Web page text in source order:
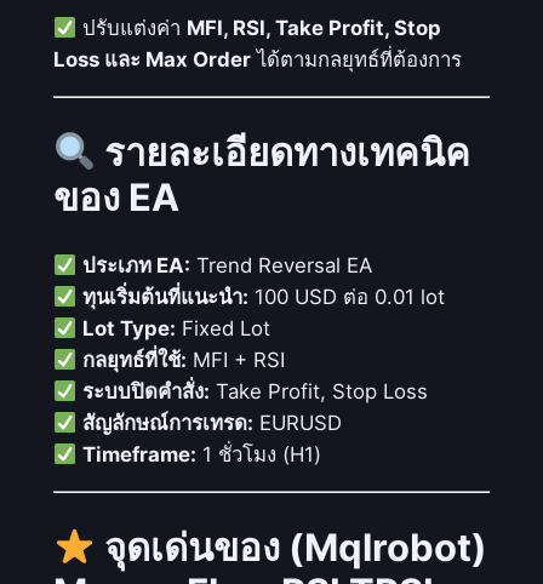
ลั
บ
ด้
ย
F
แ
ล
ะ
R
S
I
น
ปรับแต่งค่า MFI, RSI, Take Profit, Stop
Loss และ Max Orderได้ตามกลยุทธ์ที่ต้องการ
รายละเอียดทางเทคนิค
ของ EA
ประเภท EA: Trend Reversal EA
ทุนเริ่มต้นที่แนะนำ: 100 USD ต่อ 0.01 lot
Lot Type: Fixed Lot
กลยุทธ์ที่ใช้: MFI + RSI
ระบบปิดคำสั่ง: Take Profit, Stop Loss
สัญลักษณ์การเทรด: EURUSD
Timeframe: 1 ชั่วโมง (H1)
จุดเด่นของ (Mqlrobot)